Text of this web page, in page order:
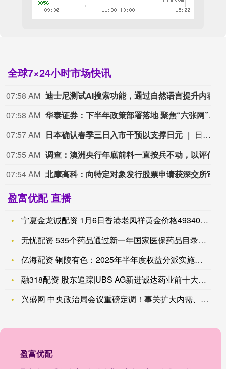
全球7×24小时市场快讯
07:58 AM
07:58 AM
华泰证券：下半年政策部署落地 聚焦“六张网”投资推进
07:57 AM 日本确认春季三日入市干预以支撑日元
日本表示，在春季黄金周假期期间曾三度干预汇市托举日元。本次操作跳出近期的“双轮干预”模式，额外增加一轮干预，意在最大限度对投资者形成心理震慑。日本财务省周五发布截至6月当季的每日干预数据显示，东京当局分别于4月30日、5月4日、5月6日买入日元。官方数据显示，三次干预投入规模依次为6.28万亿日元、7800亿日元、4.68万亿日元，创下日本为护盘日元进行汇市干预的历史最高规模。报告证实，尽管该时段内日元盘中至少出现五次大幅拉升，但除上述三日之外，并未开展其他平滑汇率操作。5月末的官方数据已显示，日本在此期间创下单月11.73万亿日元的干预投入纪录，部分资金或通过抛售包括美债在内的境外证券筹措。此前市场统计两次明确干预的资金规模，尚有约1.6万亿日元缺口，当时便预示存在第三次入市干预的可能性。
07:55 AM
07:54 AM
盈富优配 直播
宁夏金龙诚配资 1月6日香港老凤祥黄金价格49340港币/两
无忧配资 535个药品通过新一年国家医保药品目录形式审查
亿海配资 铜陵有色：2025年半年度权益分派实施公告
融318配资 股东追踪|UBS AG新进诚达药业前十大流通股
兴盛网 中央政治局会议重磅定调！事关扩大内需、人工智能、房地
盈富优配